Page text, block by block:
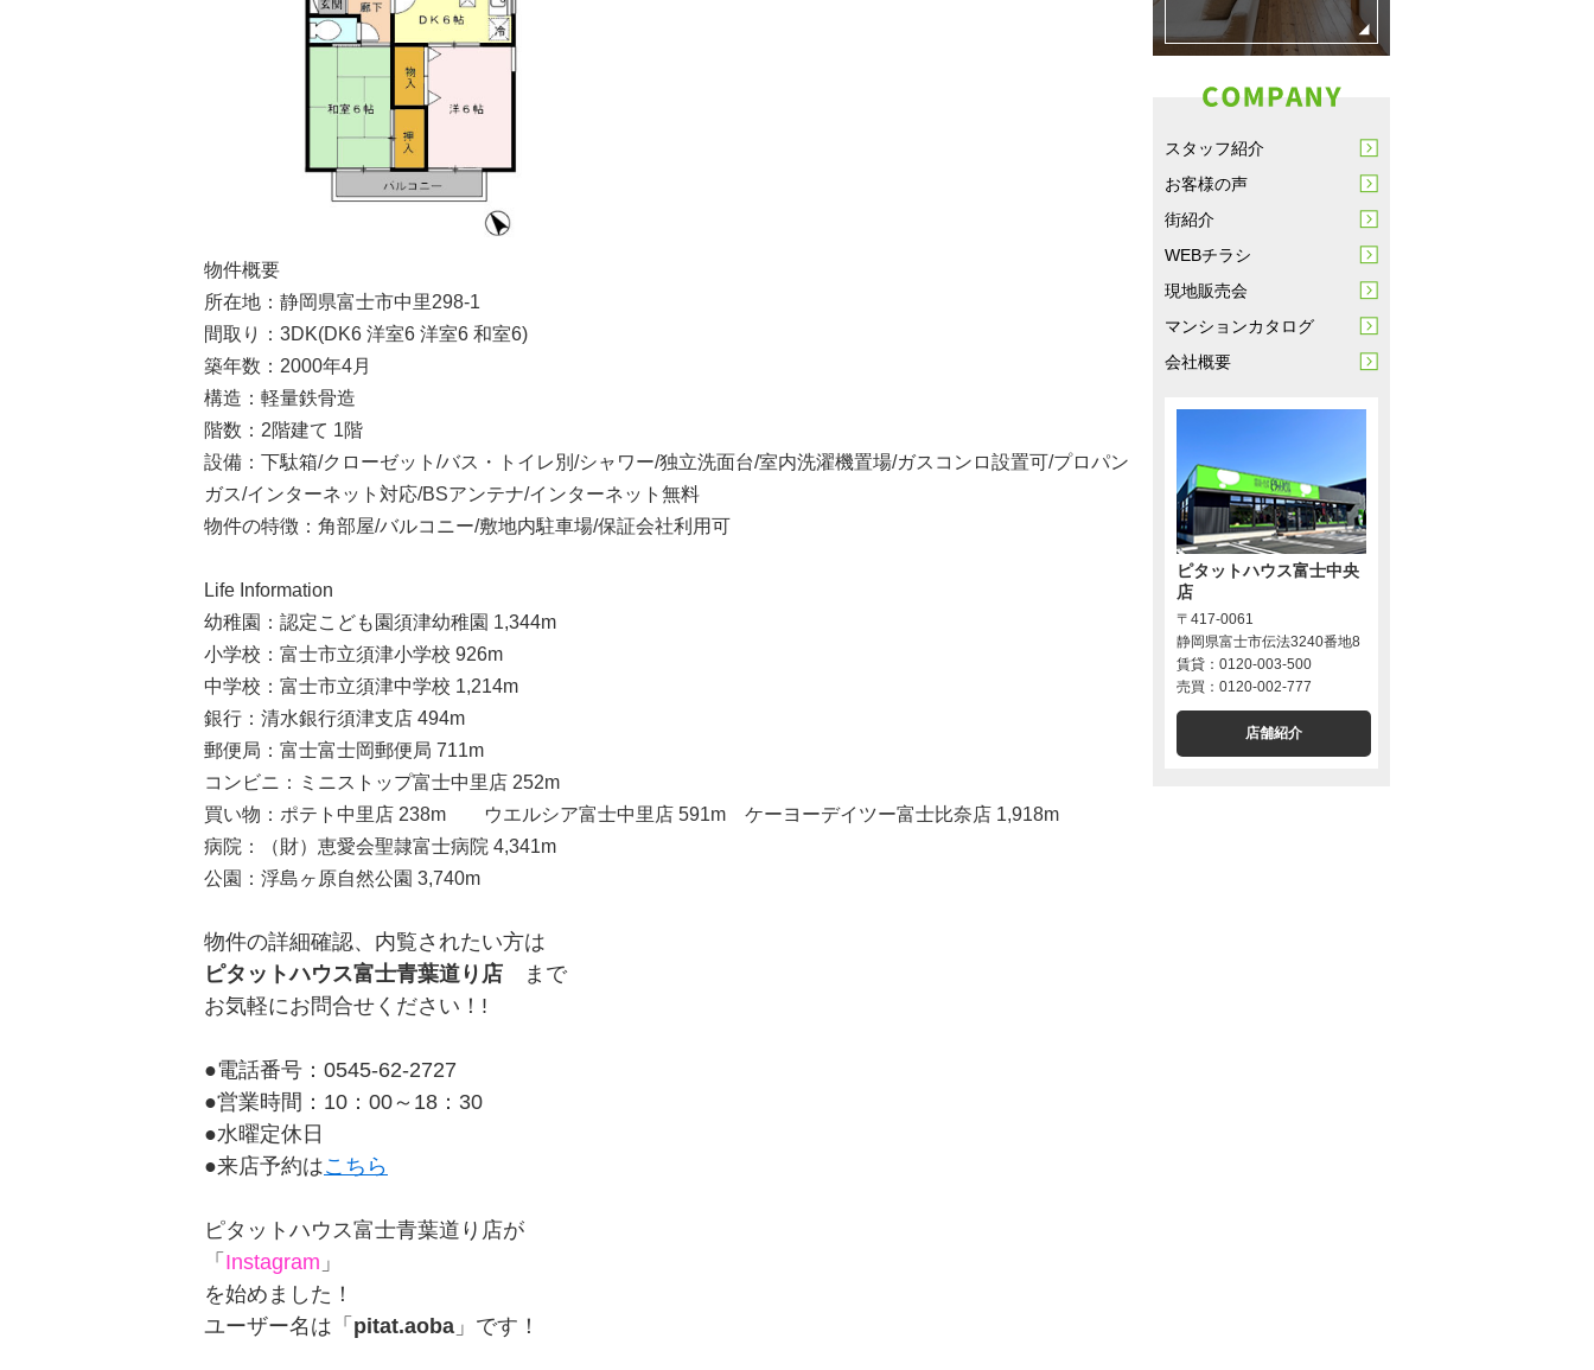
物件概要
所在地：静岡県富士市中里298-1
間取り：3DK(DK6 洋室6 洋室6 和室6)
築年数：2000年4月
構造：軽量鉄骨造
階数：2階建て 1階
設備：下駄箱/クローゼット/バス・トイレ別/シャワー/独立洗面台/室内洗濯機置場/ガスコンロ設置可/プロパン
ガス/インターネット対応/BSアンテナ/インターネット無料
物件の特徴：角部屋/バルコニー/敷地内駐車場/保証会社利用可
Life Information
幼稚園：認定こども園須津幼稚園 1,344m
小学校：富士市立須津小学校 926m
中学校：富士市立須津中学校 1,214m
銀行：清水銀行須津支店 494m
郵便局：富士富士岡郵便局 711m
コンビニ：ミニストップ富士中里店 252m
買い物：ポテト中里店 238m ウエルシア富士中里店 591m ケーヨーデイツー富士比奈店 1,918m
病院：（財）恵愛会聖隷富士病院 4,341m
公園：浮島ヶ原自然公園 3,740m
物件の詳細確認、内覧されたい方は
ピタットハウス富士青葉道り店
まで
お気軽にお問合せください！!
●電話番号：0545-62-2727
●営業時間：10：00～18：30
●水曜定休日
●来店予約はこちら
ピタットハウス富士青葉道り店が
「 Instagram 」
を始めました！
ユーザー名は「 pitat.aoba 」です！
スタッフ紹介
お客様の声
街紹介
WEBチラシ
現地販売会
マンションカタログ
会社概要
ピタットハウス富士中央
店
〒417-0061
静岡県富士市伝法3240番地8
賃貸：0120-003-500
売買：0120-002-777
店舗紹介